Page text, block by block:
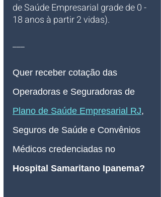
de Saúde Empresarial grade de 0 -
18 anos à partir 2 vidas).
___
Quer receber cotação das
Operadoras e Seguradoras de
Plano de Saúde Empresarial RJ,
Seguros de Saúde e Convênios
Médicos credenciadas no
Hospital Samaritano Ipanema?